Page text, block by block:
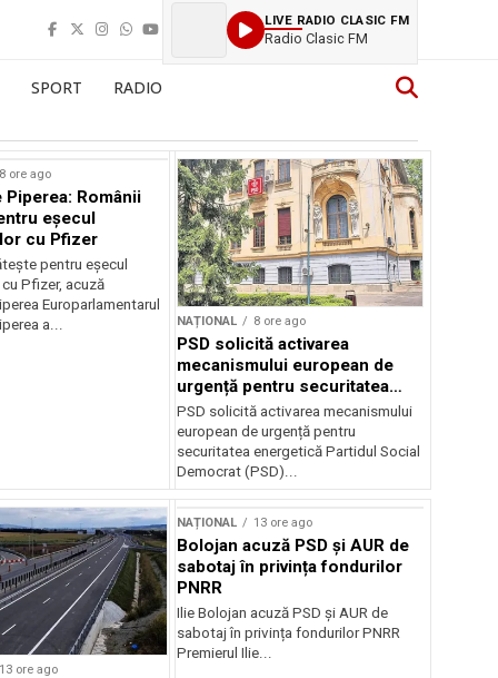
LIVE RADIO CLASIC FM
Radio Clasic FM
SPORT RADIO
ore ago
Piperea: Românii
eșecul
cu Pfizer
pentru eșecul
Pfizer, acuză
Europarlamentarul
a...
NAȚIONAL 8 ore ago
PSD solicită activarea
mecanismului european de
urgență pentru securitatea
energetică a României
PSD solicită activarea mecanismului
european de urgență pentru
securitatea energetică Partidul Social
Democrat (PSD)...
ore ago
NAȚIONAL 13 ore ago
Bolojan acuză PSD și AUR de
sabotaj în privința fondurilor
PNRR
Ilie Bolojan acuză PSD și AUR de
sabotaj în privința fondurilor PNRR
Premierul Ilie...